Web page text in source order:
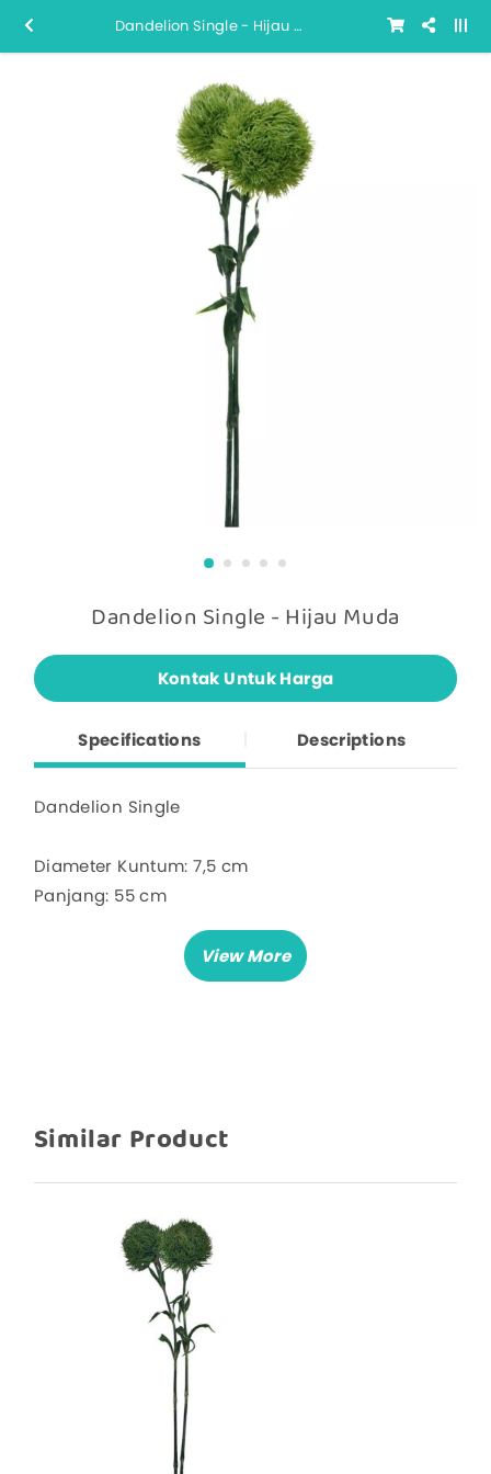
Dandelion Single - Hijau Muda
Dandelion Single - Hijau Muda
Kontak Untuk Harga
Specifications Descriptions
Dandelion Single
Diameter Kuntum: 7,5 cm
Panjang: 55 cm
Similar Product